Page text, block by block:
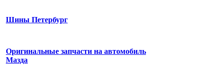
Шины Петербург
Оригинальные запчасти на автомобиль
Мазда